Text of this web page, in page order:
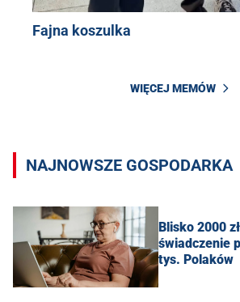
Fajna koszulka
WIĘCEJ MEMÓW
NAJNOWSZE GOSPODARKA
Blisko 2000
świadczenie
tys. Polaków